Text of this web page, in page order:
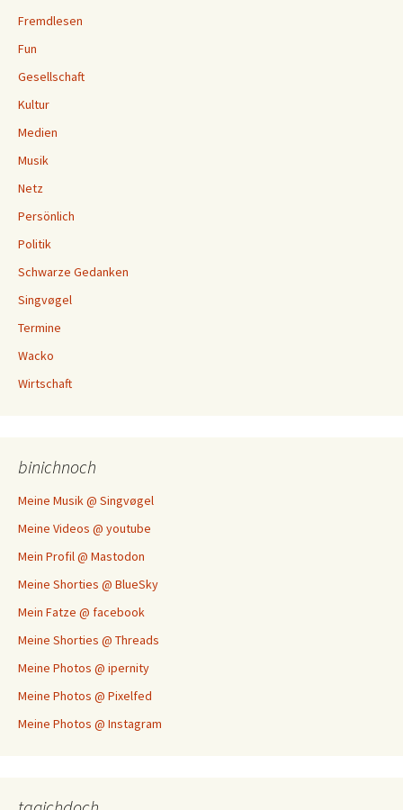
Fremdlesen
Fun
Gesellschaft
Kultur
Medien
Musik
Netz
Persönlich
Politik
Schwarze Gedanken
Singvøgel
Termine
Wacko
Wirtschaft
binichnoch
Meine Musik @ Singvøgel
Meine Videos @ youtube
Mein Profil @ Mastodon
Meine Shorties @ BlueSky
Mein Fatze @ facebook
Meine Shorties @ Threads
Meine Photos @ ipernity
Meine Photos @ Pixelfed
Meine Photos @ Instagram